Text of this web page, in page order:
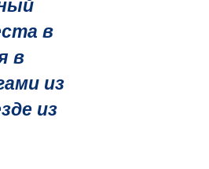
в
в
из
из